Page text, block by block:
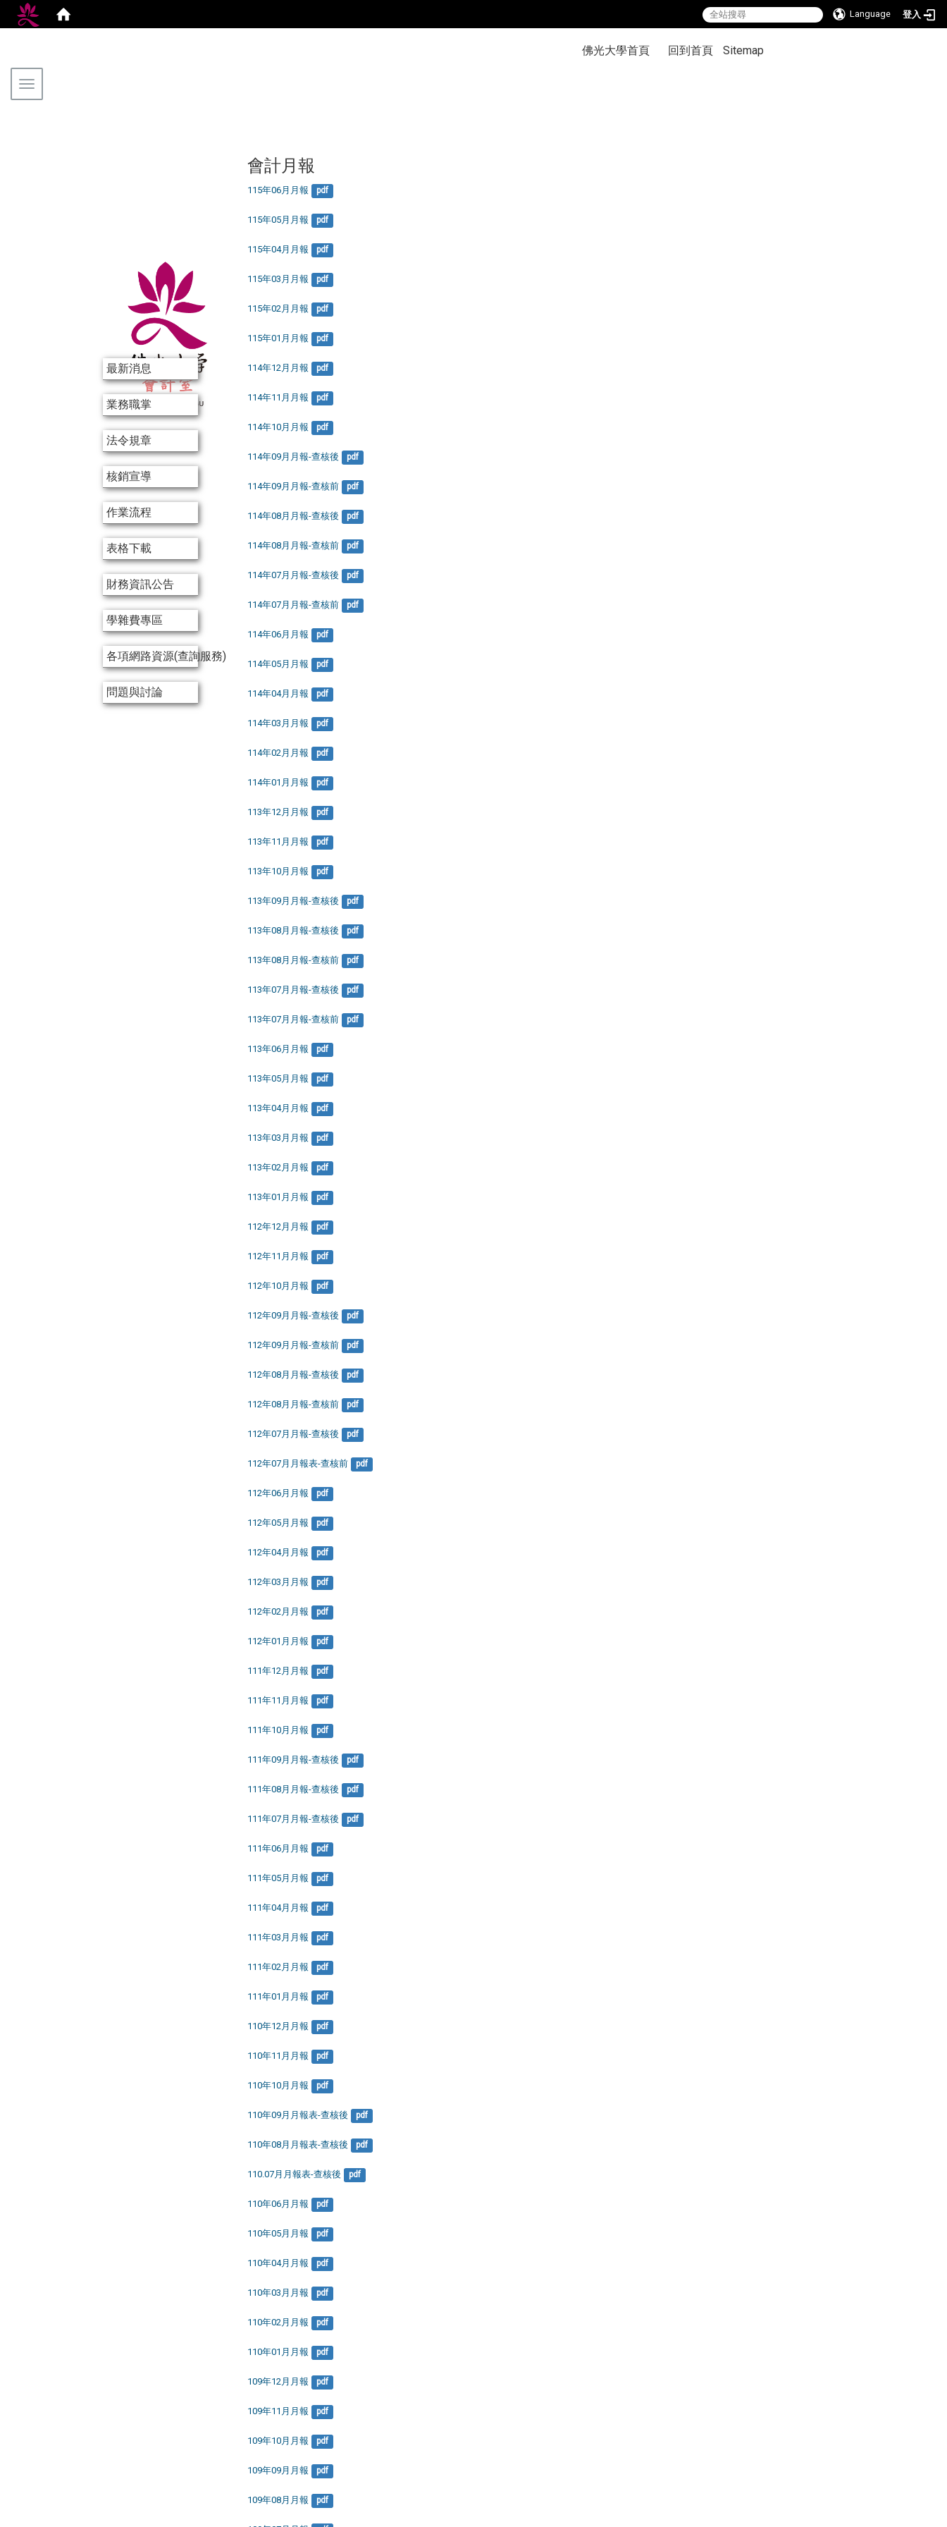
Language 登入
佛光大學首頁 回到首頁 Sitemap
Toggle navigation
最新消息
業務職掌
法令規章
核銷宣導
作業流程
表格下載
財務資訊公告
學雜費專區
各項網路資源(查詢服務)
問題與討論
會計月報
115年06月月報 pdf
115年05月月報 pdf
115年04月月報 pdf
115年03月月報 pdf
115年02月月報 pdf
115年01月月報 pdf
114年12月月報 pdf
114年11月月報 pdf
114年10月月報 pdf
114年09月月報-查核後 pdf
114年09月月報-查核前 pdf
114年08月月報-查核後 pdf
114年08月月報-查核前 pdf
114年07月月報-查核後 pdf
114年07月月報-查核前 pdf
114年06月月報 pdf
114年05月月報 pdf
114年04月月報 pdf
114年03月月報 pdf
114年02月月報 pdf
114年01月月報 pdf
113年12月月報 pdf
113年11月月報 pdf
113年10月月報 pdf
113年09月月報-查核後 pdf
113年08月月報-查核後 pdf
113年08月月報-查核前 pdf
113年07月月報-查核後 pdf
113年07月月報-查核前 pdf
113年06月月報 pdf
113年05月月報 pdf
113年04月月報 pdf
113年03月月報 pdf
113年02月月報 pdf
113年01月月報 pdf
112年12月月報 pdf
112年11月月報 pdf
112年10月月報 pdf
112年09月月報-查核後 pdf
112年09月月報-查核前 pdf
112年08月月報-查核後 pdf
112年08月月報-查核前 pdf
112年07月月報-查核後 pdf
112年07月月報表-查核前 pdf
112年06月月報 pdf
112年05月月報 pdf
112年04月月報 pdf
112年03月月報 pdf
112年02月月報 pdf
112年01月月報 pdf
111年12月月報 pdf
111年11月月報 pdf
111年10月月報 pdf
111年09月月報-查核後 pdf
111年08月月報-查核後 pdf
111年07月月報-查核後 pdf
111年06月月報 pdf
111年05月月報 pdf
111年04月月報 pdf
111年03月月報 pdf
111年02月月報 pdf
111年01月月報 pdf
110年12月月報 pdf
110年11月月報 pdf
110年10月月報 pdf
110年09月月報表-查核後 pdf
110年08月月報表-查核後 pdf
110.07月月報表-查核後 pdf
110年06月月報 pdf
110年05月月報 pdf
110年04月月報 pdf
110年03月月報 pdf
110年02月月報 pdf
110年01月月報 pdf
109年12月月報 pdf
109年11月月報 pdf
109年10月月報 pdf
109年09月月報 pdf
109年08月月報 pdf